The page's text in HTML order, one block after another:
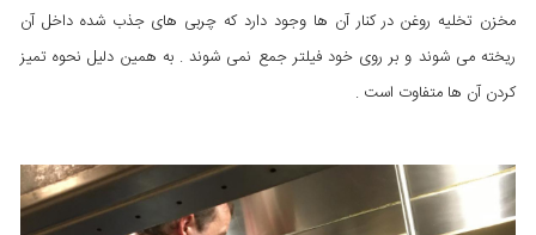
مخزن تخلیه روغن در کنار آن ها وجود دارد که چربی های جذب شده داخل آن
ریخته می شوند و بر روی خود فیلتر جمع نمی شوند . به همین دلیل نحوه تمیز
کردن آن ها متفاوت است .